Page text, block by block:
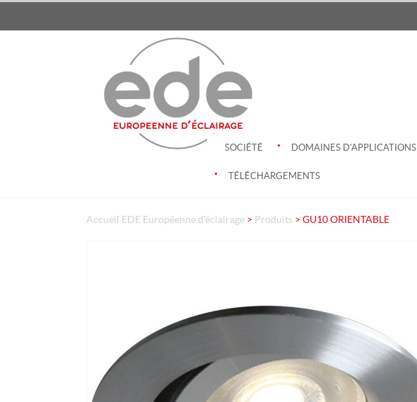
SOCIÉTÉ . DOMAINES D'APPLICATIONS
. TÉLÉCHARGEMENTS
Accueil EDE Européenne d'éclairage > Produits > GU10 ORIENTABLE